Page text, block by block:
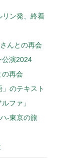
リン発、終着
んとの再会
公演2024
の再会
のテキスト
ファ」
-東京の旅